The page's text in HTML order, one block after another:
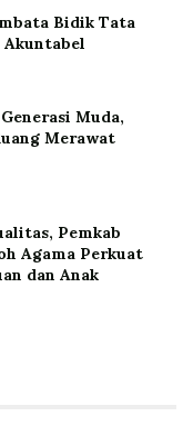
Bidik Tata
Akuntabel
Muda,
Merawat
Pemkab
Agama Perkuat
dan Anak